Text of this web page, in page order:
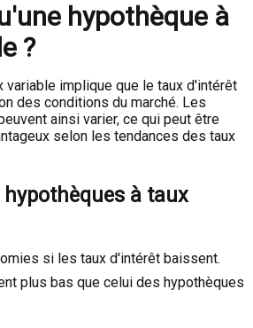
hypothèque à
?
variable implique que le taux d'intérêt
des conditions du marché. Les
ainsi varier, ce qui peut être
selon les tendances des taux
à taux
si les taux d'intérêt baissent.
plus bas que celui des hypothèques